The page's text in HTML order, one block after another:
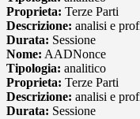
Proprieta: Terze Parti
Descrizione: analisi e
Durata: Sessione
Nome: AADNonce
Tipologia: analitico
Proprieta: Terze Parti
Descrizione: analisi e
Durata: Sessione